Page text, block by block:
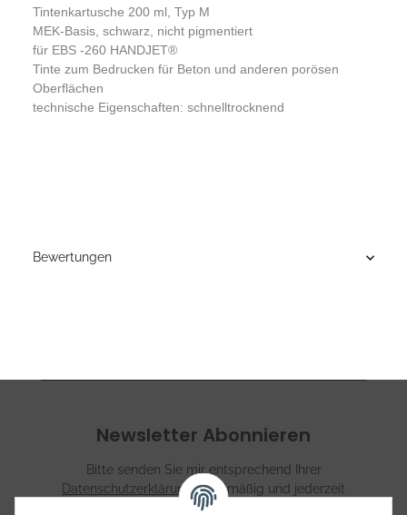
Tintenkartusche 200 ml, Typ M
MEK-Basis, schwarz, nicht pigmentiert
für EBS -260 HANDJET®
Tinte zum Bedrucken für Beton und anderen porösen
Oberflächen
technische Eigenschaften: schnelltrocknend
Bewertungen
Newsletter Abonnieren
Bitte senden Sie mir entsprechend Ihrer
Datenschutzerklärungregelmäßig und jederzeit
widerruflich Informationen zu Ihrem Produktsortiment per